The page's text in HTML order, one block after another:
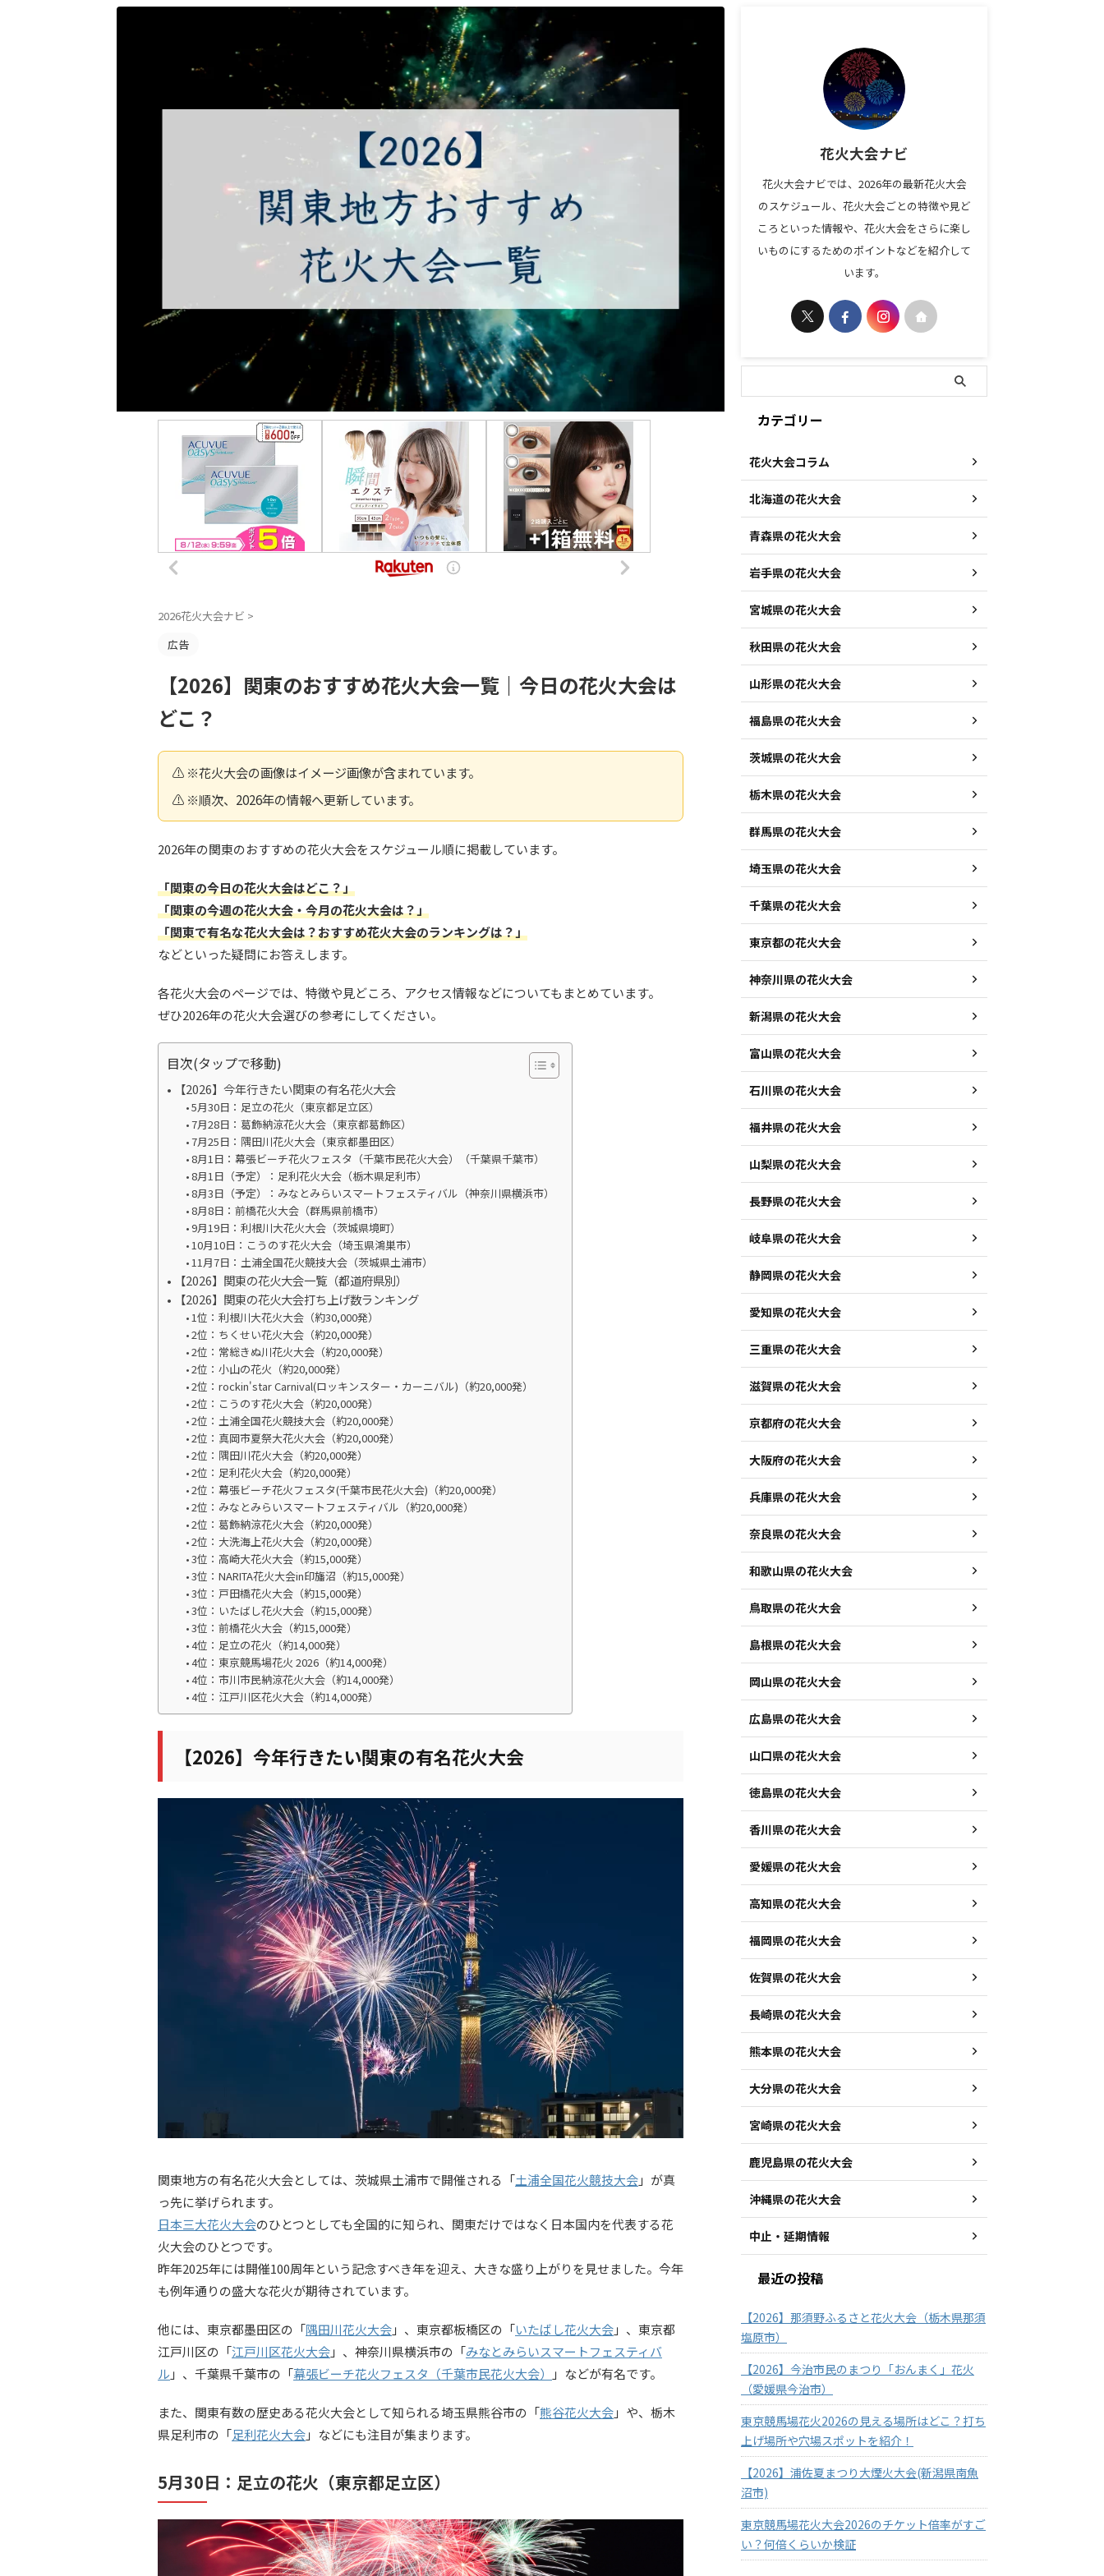
2026花火大会ナビ >
広告
【2026】関東のおすすめ花火大会一覧｜今日の花火大会は
どこ？
⚠️ ※花火大会の画像はイメージ画像が含まれています。
⚠️ ※順次、2026年の情報へ更新しています。
2026年の関東のおすすめの花火大会をスケジュール順に掲載しています。
「関東の今日の花火大会はどこ？」
「関東の今週の花火大会・今月の花火大会は？」
「関東で有名な花火大会は？おすすめ花火大会のランキングは？」
などといった疑問にお答えします。
各花火大会のページでは、特徴や見どころ、アクセス情報などについてもまとめています。
ぜひ2026年の花火大会選びの参考にしてください。
目次(タップで移動)
【2026】今年行きたい関東の有名花火大会
5月30日：足立の花火（東京都足立区）
7月28日：葛飾納涼花火大会（東京都葛飾区）
7月25日：隅田川花火大会（東京都墨田区）
8月1日：幕張ビーチ花火フェスタ（千葉市民花火大会）（千葉県千葉市）
8月1日（予定）：足利花火大会（栃木県足利市）
8月3日（予定）：みなとみらいスマートフェスティバル（神奈川県横浜市）
8月8日：前橋花火大会（群馬県前橋市）
9月19日：利根川大花火大会（茨城県境町）
10月10日：こうのす花火大会（埼玉県鴻巣市）
11月7日：土浦全国花火競技大会（茨城県土浦市）
【2026】関東の花火大会一覧（都道府県別）
【2026】関東の花火大会打ち上げ数ランキング
1位：利根川大花火大会（約30,000発）
2位：ちくせい花火大会（約20,000発）
2位：常総きぬ川花火大会（約20,000発）
2位：小山の花火（約20,000発）
2位：rockin'star Carnival(ロッキンスター・カーニバル)（約20,000発）
2位：こうのす花火大会（約20,000発）
2位：土浦全国花火競技大会（約20,000発）
2位：真岡市夏祭大花火大会（約20,000発）
2位：隅田川花火大会（約20,000発）
2位：足利花火大会（約20,000発）
2位：幕張ビーチ花火フェスタ(千葉市民花火大会)（約20,000発）
2位：みなとみらいスマートフェスティバル（約20,000発）
2位：葛飾納涼花火大会（約20,000発）
2位：大洗海上花火大会（約20,000発）
3位：高崎大花火大会（約15,000発）
3位：NARITA花火大会in印旛沼（約15,000発）
3位：戸田橋花火大会（約15,000発）
3位：いたばし花火大会（約15,000発）
3位：前橋花火大会（約15,000発）
4位：足立の花火（約14,000発）
4位：東京競馬場花火 2026（約14,000発）
4位：市川市民納涼花火大会（約14,000発）
4位：江戸川区花火大会（約14,000発）
【2026】今年行きたい関東の有名花火大会
関東地方の有名花火大会としては、茨城県土浦市で開催される「土浦全国花火競技大会」が真
っ先に挙げられます。
日本三大花火大会のひとつとしても全国的に知られ、関東だけではなく日本国内を代表する花
火大会のひとつです。
昨年2025年には開催100周年という記念すべき年を迎え、大きな盛り上がりを見せました。今年
も例年通りの盛大な花火が期待されています。
他には、東京都墨田区の「隅田川花火大会」、東京都板橋区の「いたばし花火大会」、東京都
江戸川区の「江戸川区花火大会」、神奈川県横浜市の「みなとみらいスマートフェスティバ
ル 」、千葉県千葉市の「幕張ビーチ花火フェスタ（千葉市民花火大会） 」などが有名です。
また、関東有数の歴史ある花火大会として知られる埼玉県熊谷市の「熊谷花火大会」や、栃木
県足利市の「足利花火大会」などにも注目が集まります。
5月30日：足立の花火（東京都足立区）
花火大会ナビ
花火大会ナビでは、2026年の最新花火大会
のスケジュール、花火大会ごとの特徴や見ど
ころといった情報や、花火大会をさらに楽し
いものにするためのポイントなどを紹介して
います。
カテゴリー
花火大会コラム
北海道の花火大会
青森県の花火大会
岩手県の花火大会
宮城県の花火大会
秋田県の花火大会
山形県の花火大会
福島県の花火大会
茨城県の花火大会
栃木県の花火大会
群馬県の花火大会
埼玉県の花火大会
千葉県の花火大会
東京都の花火大会
神奈川県の花火大会
新潟県の花火大会
富山県の花火大会
石川県の花火大会
福井県の花火大会
山梨県の花火大会
長野県の花火大会
岐阜県の花火大会
静岡県の花火大会
愛知県の花火大会
三重県の花火大会
滋賀県の花火大会
京都府の花火大会
大阪府の花火大会
兵庫県の花火大会
奈良県の花火大会
和歌山県の花火大会
鳥取県の花火大会
島根県の花火大会
岡山県の花火大会
広島県の花火大会
山口県の花火大会
徳島県の花火大会
香川県の花火大会
愛媛県の花火大会
高知県の花火大会
福岡県の花火大会
佐賀県の花火大会
長崎県の花火大会
熊本県の花火大会
大分県の花火大会
宮崎県の花火大会
鹿児島県の花火大会
沖縄県の花火大会
中止・延期情報
最近の投稿
【2026】那須野ふるさと花火大会（栃木県那須
塩原市）
【2026】今治市民のまつり「おんまく」花火
（愛媛県今治市）
東京競馬場花火2026の見える場所はどこ？打ち
上げ場所や穴場スポットを紹介！
【2026】浦佐夏まつり大煙火大会(新潟県南魚
沼市)
東京競馬場花火大会2026のチケット倍率がすご
い？何倍くらいか検証